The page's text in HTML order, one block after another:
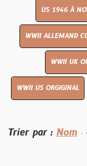
US 1946 À
WWII ALLEMAND
WWII UK
WWII US ORGIGINAL
Trier par : Nom